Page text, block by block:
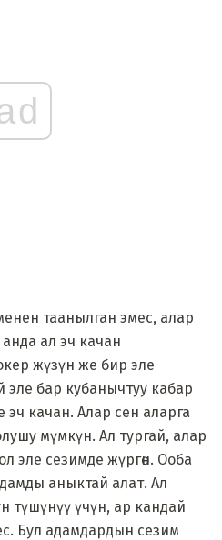
таанылган эмес, алар
ал эч качан
жүзүн же бир эле
эле бар кубанычтуу кабар
эч качан. Алар сен аларга
мүмкүн. Ал тургай, алар
эле сезимде жүргөн. Ооба
аныктай алат. Ал
түшүнүү үчүн, ар кандай
Бул адамдардын сезим